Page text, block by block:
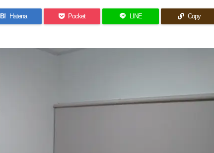
B! Hatena Pocket LINE Copy